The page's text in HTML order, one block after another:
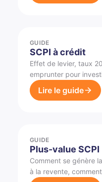
GUIDE
SCPI à crédit
Effet de levier, taux
emprunter pour
Lire le guide
GUIDE
Plus-value SCPI
Comment se génère
à la revente,